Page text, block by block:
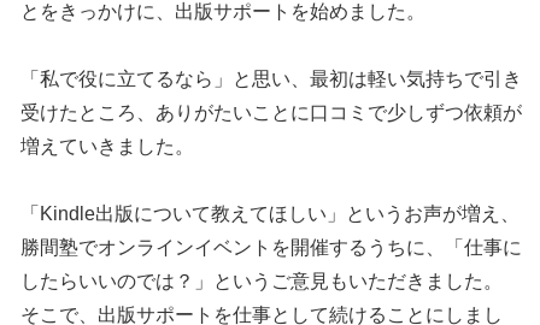
とをきっかけに、出版サポートを始めました。
「私で役に立てるなら」と思い、最初は軽い気持ちで引き
受けたところ、ありがたいことに口コミで少しずつ依頼が
増えていきました。
「Kindle出版について教えてほしい」というお声が増え、
勝間塾でオンラインイベントを開催するうちに、「仕事に
したらいいのでは？」というご意見もいただきました。
そこで、出版サポートを仕事として続けることにしまし